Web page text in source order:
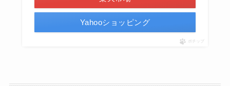
Yahooショッピング
ポチップ